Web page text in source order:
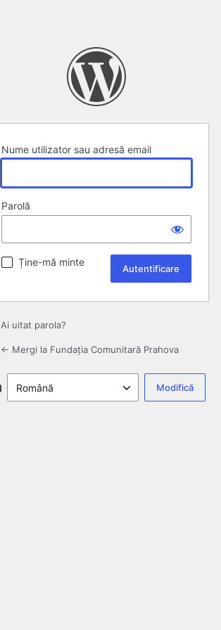
Nume utilizator sau adresă email
Parolă
Ține-mă minte
Ai uitat parola?
← Mergi la Fundația Comunitară Prahova
Limbă